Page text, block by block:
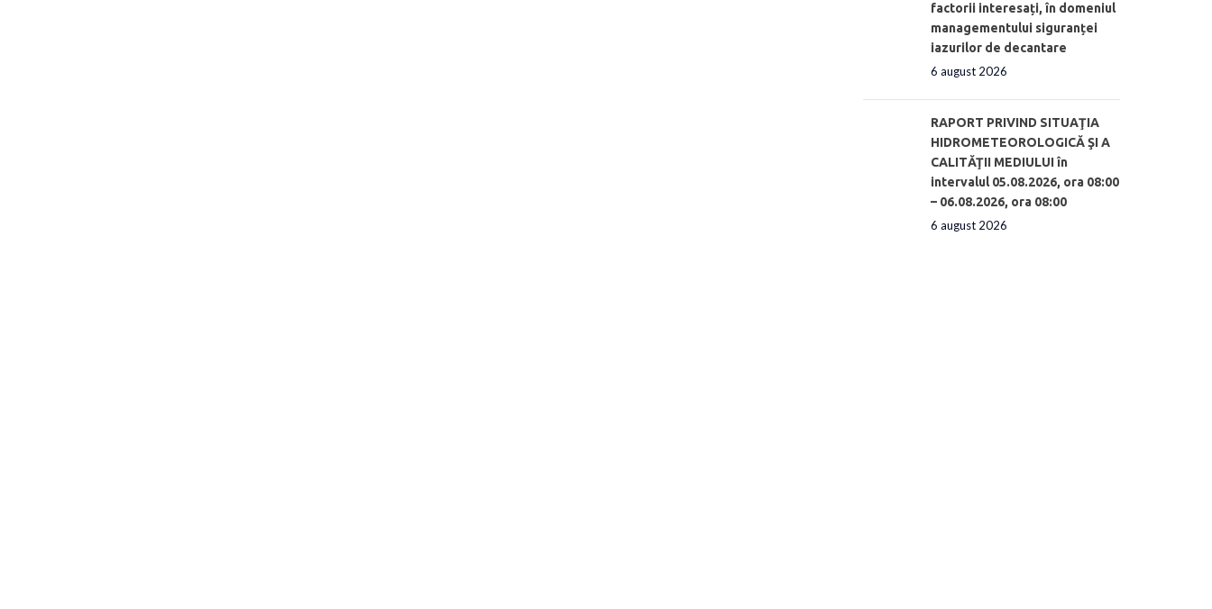
factorii interesați, în domeniul
managementului siguranței
iazurilor de decantare
6 august 2026
RAPORT PRIVIND SITUAŢIA
HIDROMETEOROLOGICĂ ŞI A
CALITĂŢII MEDIULUI în
intervalul 05.08.2026, ora 08:00
– 06.08.2026, ora 08:00
6 august 2026